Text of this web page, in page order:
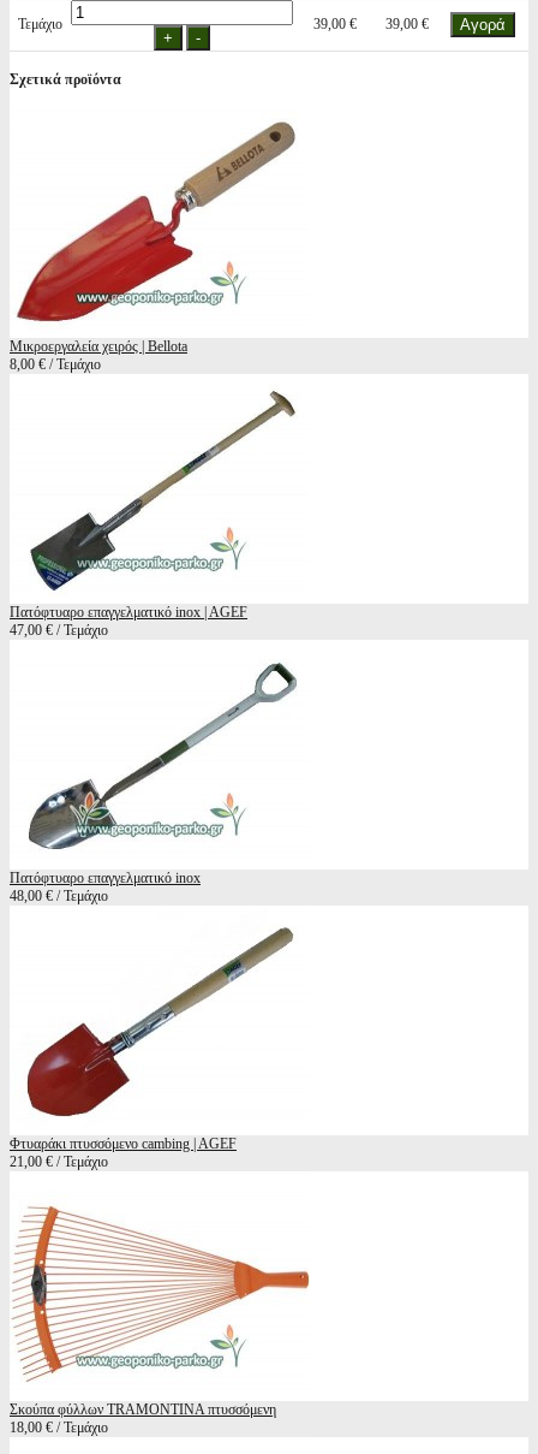
Τεμάχιο 39,00 € 39,00 €
Σχετικά προϊόντα
Μικροεργαλεία χειρός | Bellota
8,00 € / Τεμάχιο
Πατόφτυαρο επαγγελματικό inox | AGEF
47,00 € / Τεμάχιο
Πατόφτυαρο επαγγελματικό inox
48,00 € / Τεμάχιο
Φτυαράκι πτυσσόμενο cambing | AGEF
21,00 € / Τεμάχιο
Σκούπα φύλλων TRAMONTINA πτυσσόμενη
18,00 € / Τεμάχιο